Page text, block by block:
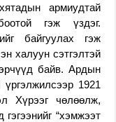
армиудтай
гэж үздэг.
байгуулах гэж
халуун сэтгэлтэй
байв. Ардын
1921
Хүрээг чөлөөлж,
“хэмжээт